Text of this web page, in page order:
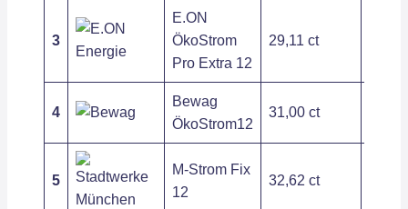
3
E.ON
ÖkoStrom
Pro Extra 12
29,11 ct
4
Bewag
ÖkoStrom12
31,00 ct
5
M-Strom Fix
12
32,62 ct